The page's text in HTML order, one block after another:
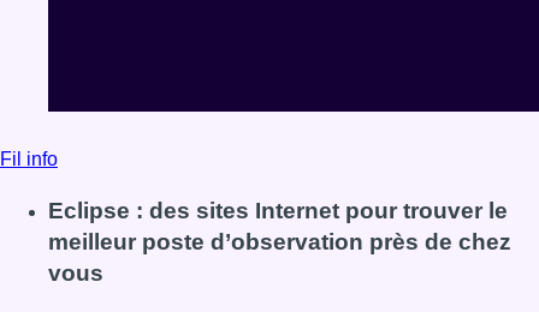
Fil info
Eclipse : des sites Internet pour trouver le
meilleur poste d’observation près de chez
vous